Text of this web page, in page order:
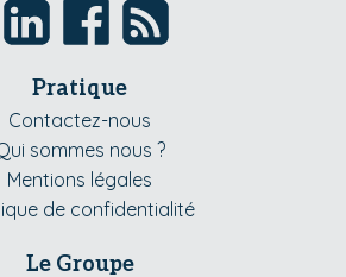
Pratique
Contactez-nous
sommes nous ?
Mentions légales
de confidentialité
Le Groupe